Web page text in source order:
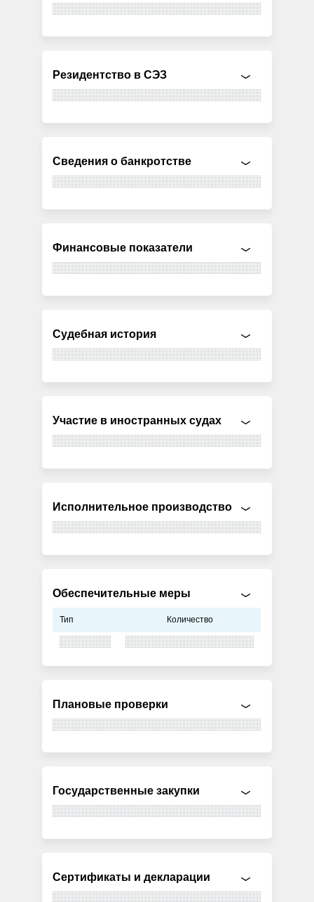
Резидентство в СЭЗ
Сведения о банкротстве
Финансовые показатели
Судебная история
Участие в иностранных судах
Исполнительное производство
Обеспечительные меры
Тип Количество
Плановые проверки
Государственные закупки
Сертификаты и декларации